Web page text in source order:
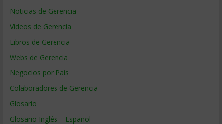
Noticias de Gerencia
Videos de Gerencia
Libros de Gerencia
Webs de Gerencia
Negocios por País
Colaboradores de Gerencia
Glosario
Glosario Inglés – Español